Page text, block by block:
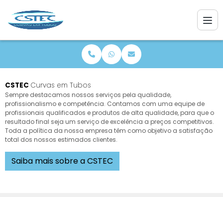
CSTEC Curvas em Tubos
Sempre destacamos nossos serviços pela qualidade,
profissionalismo e competência. Contamos com uma equipe de
profissionais qualificados e produtos de alta qualidade, para que o
resultado final seja um serviço de excelência a preços competitivos.
Toda a política da nossa empresa têm como objetivo a satisfação
total dos nossos estimados clientes.
Saiba mais sobre a CSTEC